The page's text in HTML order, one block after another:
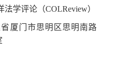
法学评论（COLReview）
厦门市思明区思明南路